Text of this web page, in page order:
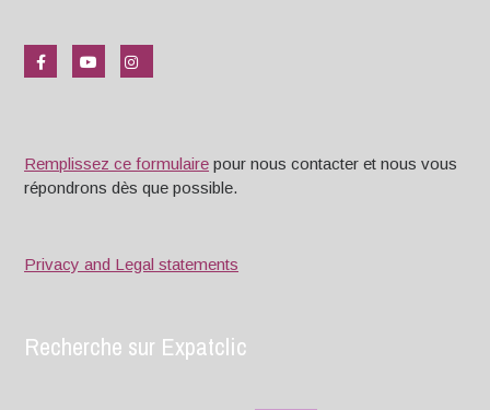
Remplissez ce formulaire pour nous contacter et nous vous
répondrons dès que possible.
Privacy and Legal statements
Recherche sur Expatclic